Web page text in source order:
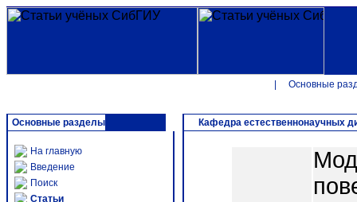
Основные
Основные разделы
На главную
Введение
Поиск
Статьи
Кафедра естественнонаучных